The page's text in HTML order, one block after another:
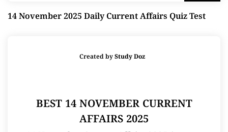
14 November 2025 Daily Current Affairs Quiz Test
Created byStudy Doz
BEST 14 NOVEMBER CURRENT
AFFAIRS 2025